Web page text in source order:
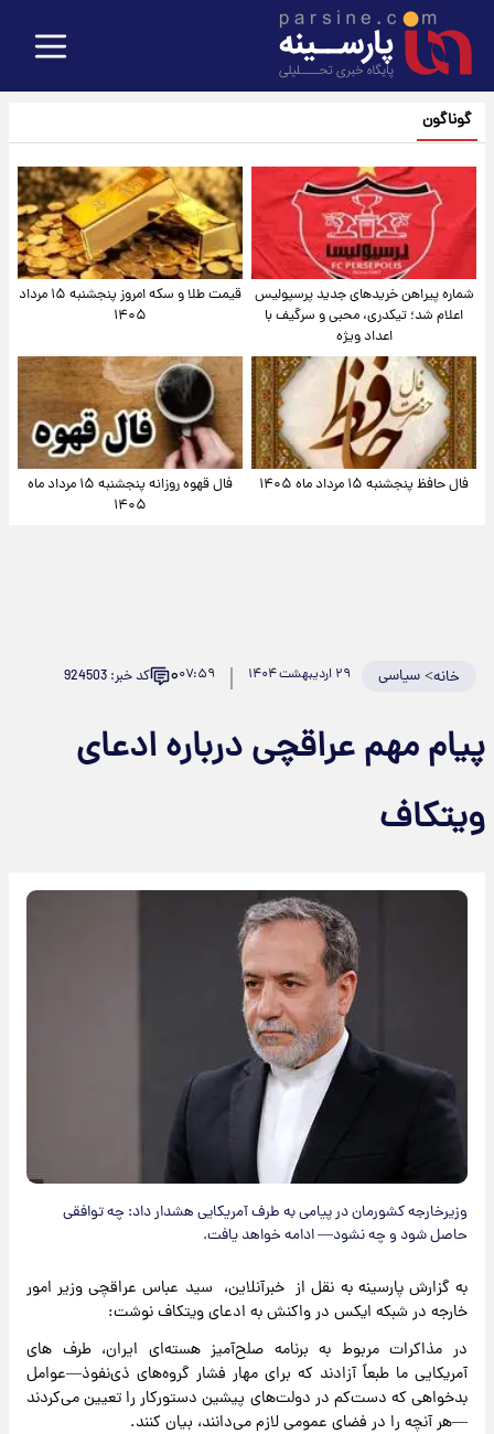
گوناگون
شماره پیراهن خریدهای جدید پرسپولیس
اعلام شد؛ تیکدری، محبی و سرگیف با
اعداد ویژه
قیمت طلا و سکه امروز پنجشنبه ۱۵ مرداد
۱۴۰۵
فال حافظ پنجشنبه ۱۵ مرداد ماه ۱۴۰۵
فال قهوه روزانه پنجشنبه ۱۵ مرداد ماه
۱۴۰۵
خانه>سیاسی ۲۹ اردیبهشت ۱۴۰۴ ۰۷:۵۹۰ کد خبر: 924503
پیام مهم عراقچی درباره ادعای
ویتکاف
وزیرخارجه کشورمان در پیامی به طرف آمریکایی هشدار داد: چه توافقی
حاصل شود و چه نشود— ادامه خواهد یافت.
به گزارش پارسینه به نقل از خبرآنلاین، سید عباس عراقچی وزیر امور
خارجه در شبکه ایکس در واکنش به ادعای ویتکاف نوشت:
در مذاکرات مربوط به برنامه صلح‌آمیز هسته‌ای ایران، طرف های
آمریکایی ما طبعاً آزادند که برای مهار فشار گروه‌های ذی‌نفوذ—عوامل
بدخواهی که دست‌کم در دولت‌های پیشین دستورکار را تعیین می‌کردند
—هر آنچه را در فضای عمومی لازم می‌دانند، بیان کنند.